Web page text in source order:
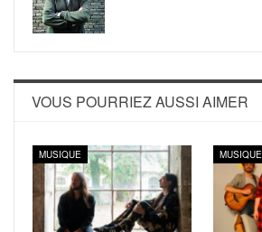
VOUS POURRIEZ AUSSI AIMER
MUSIQUE MUSIQUE